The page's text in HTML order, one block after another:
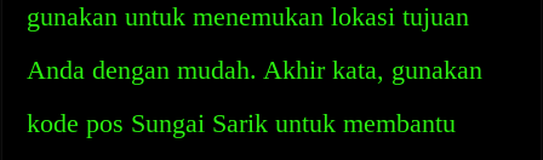
gunakan untuk menemukan lokasi tujuan
Anda dengan mudah. Akhir kata, gunakan
kode pos Sungai Sarik untuk membantu